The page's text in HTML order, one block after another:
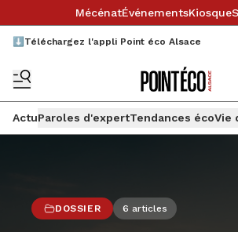
MécénatÉvénementsKiosque
⬇️Téléchargez l'appli Point éco Alsace
ActuParoles d'expertTendances écoVie
DOSSIER 6 articles